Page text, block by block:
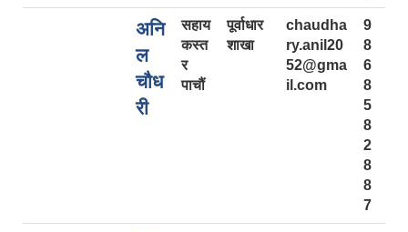
अनि
ल
चौध
री
सहाय
कस्त
र
पाचौं
पूर्वाधार
शाखा
chaudha
ry.anil20
52@gma
il.com
9
8
6
8
5
8
2
8
8
7